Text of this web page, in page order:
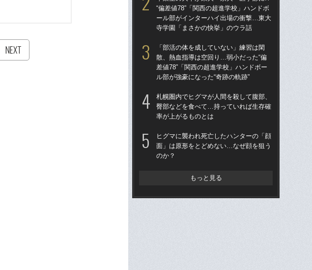
NEXT
“偏差値78”「関西の超進学校」ハンドボ
ール部がインターハイ出場の衝撃…東大
寺学園「まさかの快挙」のウラ話
「部活の体を成していない」練習は閑
散、熱血指導は空回り…弱小だった“偏
差値78”「関西の超進学校」ハンドボー
ル部が強豪になった“奇跡の軌跡”
札幌圏内でヒグマが人間を殺して腹部、
臀部などを食べて…持っていれば生存確
率が上がるものとは
ヒグマに襲われ死亡したハンターの「顔
面」は原形をとどめない…なぜ顔を狙う
のか？
もっと見る